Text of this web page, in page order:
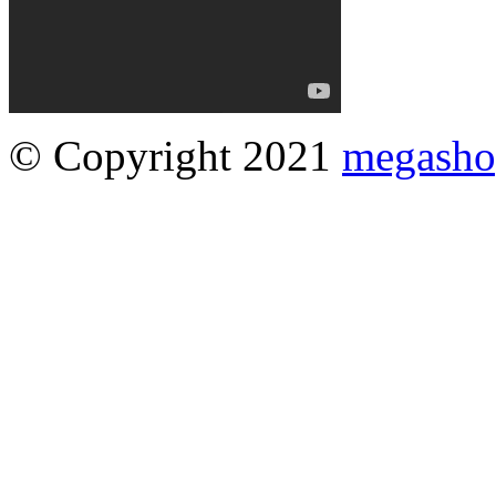
© Copyright 2021